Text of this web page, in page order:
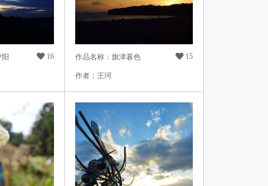
 16 作品名称：旗津暮色  15
作者：王珂